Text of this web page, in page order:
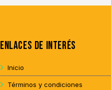
Enlaces de interés
Inicio
Términos y condiciones